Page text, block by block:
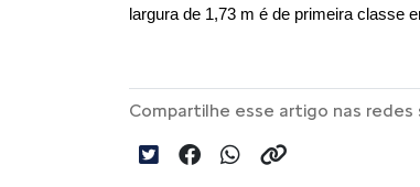
largura de 1,73 m é de primeira classe
Compartilhe esse artigo nas redes